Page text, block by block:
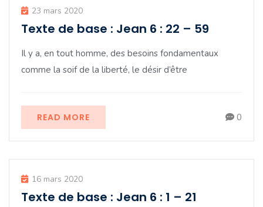
23 mars 2020
Texte de base : Jean 6 : 22 – 59
Il y a, en tout homme, des besoins fondamentaux
comme la soif de la liberté, le désir d’être
READ MORE 0
16 mars 2020
Texte de base : Jean 6 : 1 – 21